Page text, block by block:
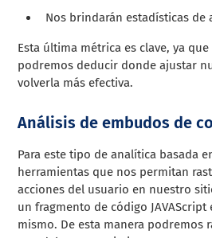
Nos brindarán estadísticas de
Esta última métrica es clave, ya
podremos deducir donde ajustar
volverla más efectiva.
Análisis de embudos de
Para este tipo de analítica basada
herramientas que nos permitan
acciones del usuario en nuestro
un fragmento de código
mismo. De esta manera podremos